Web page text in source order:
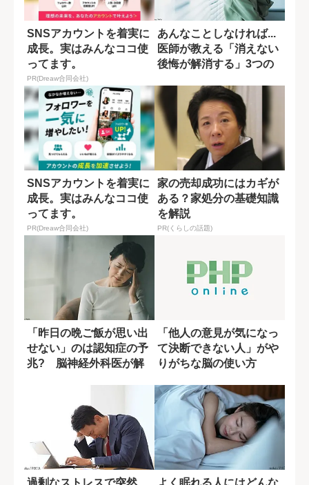
SNSアカウントを着実に
成長。実はみんなココ使
ってます。
PR(Dreaw合同会社)
あんなことしなければ...
医師が教える「消えない
後悔が解消する」3つの
SNSアカウントを着実に
成長。実はみんなココ使
ってます。
PR(Dreaw合同会社)
家の売却成功にはカギが
ある？家処分の基礎知識
を解説
PR(くらしの話題)
「昨日の晩ご飯が思い出
せない」のは認知症の予
兆? 脳神経外科医が解
「他人の意見が気になっ
て決断できない人」がや
りがちな脳の使い方